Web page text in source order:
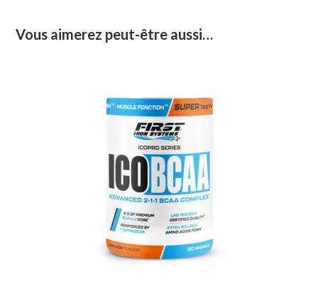
Vous aimerez peut-être aussi…